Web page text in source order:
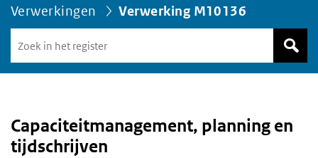
Verwerkingen
Verwerking M10136
in
het
Capaciteitmanagement, planning en
tijdschrijven